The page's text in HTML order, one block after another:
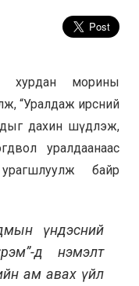
хурдан морины
“Уралдаж ирсний
дахин шүдлэж,
уралдаанаас
байр
үндэсний
д нэмэлт
ам авах үйл